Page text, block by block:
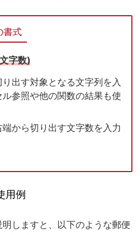
書式
字数)
出す対象となる文字列を入
参照や他の関数の結果も使
から切り出す文字数を入力
用例
しますと、以下のような郵便